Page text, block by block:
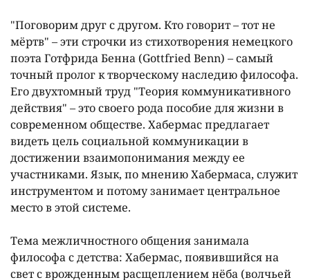
"Поговорим друг с другом. Кто говорит – тот не
мёртв" – эти строчки из стихотворения немецкого
поэта Готфрида Бенна (Gottfried Benn) – самый
точный пролог к творческому наследию философа.
Его двухтомный труд "Теория коммуникативного
действия" – это своего рода пособие для жизни в
современном обществе. Хабермас предлагает
видеть цель социальной коммуникации в
достижении взаимопонимания между ее
участниками. Язык, по мнению Хабермаса, служит
инструментом и потому занимает центральное
место в этой системе.
Тема межличностного общения занимала
философа с детства: Хабермас, появившийся на
свет с врожденным расщеплением нёба (волчьей